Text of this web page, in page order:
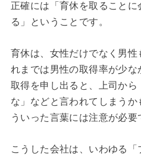
正確には「育休を取ること
る」ということです。
育休は、女性だけでなく男性
れまでは男性の取得率が少
取得を申し出ると、上司から
な」などと言われてしまうか
ういった言葉には注意が必要
こうした会社は、いわゆる